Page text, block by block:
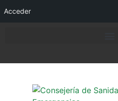
Acceder